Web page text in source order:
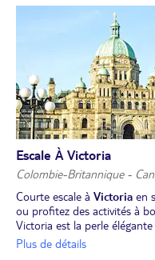
Escale À Victoria
Colombie-Britannique -
Courte escale à Victoria en
ou profitez des activités à
Victoria est la perle
Canada, où l’esprit
Plus de détails